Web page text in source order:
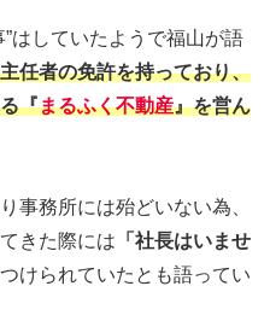
はしていたようで福山が語
任者の免許を持っており、
『まるふく不動産』を営ん
事務所には殆どいない為、
きた際には 「社長はいませ
けられていたとも語ってい